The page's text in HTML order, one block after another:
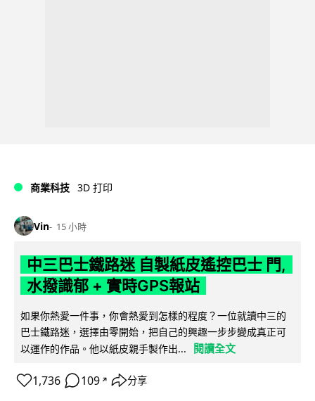
商業科技 3D 打印
Vin 15 小時
中三巴士鐵路迷 自製紙皮遙控巴士 門,
水撥識郁 + 實時GPS報站
如果你熱愛一件事，你會熱愛到怎樣的程度？一位就讀中三的
巴士鐵路迷，選擇由零開始，把自己的興趣一步步變成真正可
以運作的作品。他以紙皮親手製作出...
閱讀全文
1,736 109 ↗ 分享